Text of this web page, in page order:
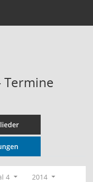
4
2014